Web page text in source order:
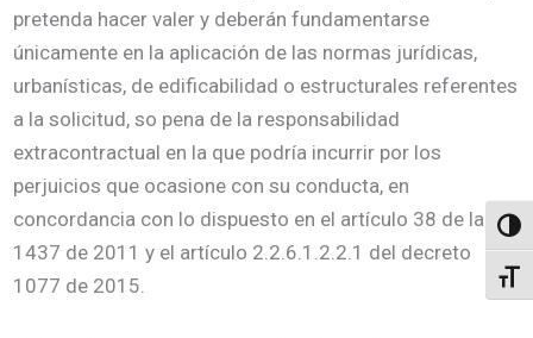
pretenda hacer valer y deberán fundamentarse
únicamente en la aplicación de las normas jurídicas,
urbanísticas, de edificabilidad o estructurales referentes
a la solicitud, so pena de la responsabilidad
extracontractual en la que podría incurrir por los
perjuicios que ocasione con su conducta, en
concordancia con lo dispuesto en el artículo 38 de la ley
1437 de 2011 y el artículo 2.2.6.1.2.2.1 del decreto
1077 de 2015.